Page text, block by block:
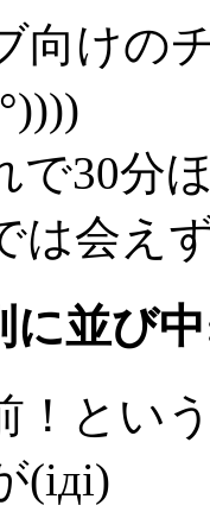
向けの
で30分
は会え
に並び
！とい
(iдi)